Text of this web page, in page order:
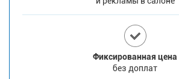
Фиксированная цена
без доплат